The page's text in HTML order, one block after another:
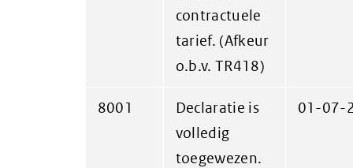
contractuele
tarief. (Afkeur
o.b.v. TR418)
8001
Declaratie is
volledig
toegewezen.
01-07-